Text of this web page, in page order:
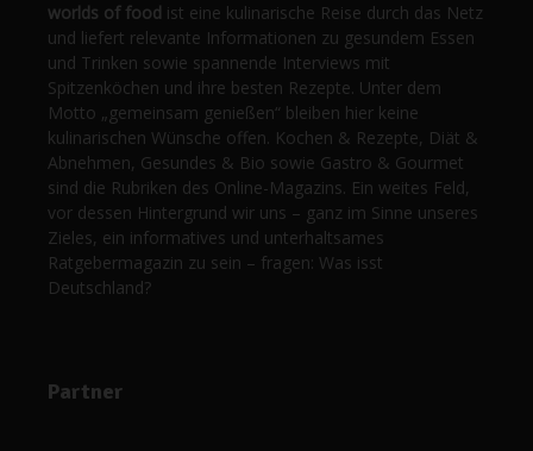
worlds of food ist eine kulinarische Reise durch das Netz
und liefert relevante Informationen zu gesundem Essen
und Trinken sowie spannende Interviews mit
Spitzenköchen und ihre besten Rezepte. Unter dem
Motto „gemeinsam genießen“ bleiben hier keine
kulinarischen Wünsche offen. Kochen & Rezepte, Diät &
Abnehmen, Gesundes & Bio sowie Gastro & Gourmet
sind die Rubriken des Online-Magazins. Ein weites Feld,
vor dessen Hintergrund wir uns – ganz im Sinne unseres
Zieles, ein informatives und unterhaltsames
Ratgebermagazin zu sein – fragen: Was isst
Deutschland?
Partner